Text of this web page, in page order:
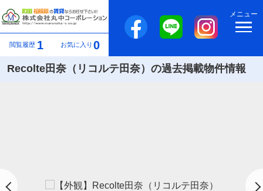
閲覧履歴 1 お気に入り 0
メニュー
Recolte田奈（リコルテ田奈）の過去掲載物件情報